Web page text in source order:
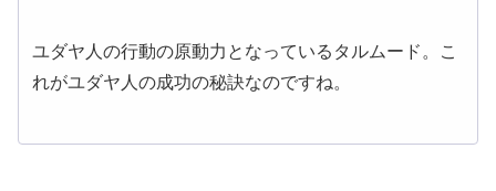
ユダヤ人の行動の原動力となっているタルムード。こ
れがユダヤ人の成功の秘訣なのですね。